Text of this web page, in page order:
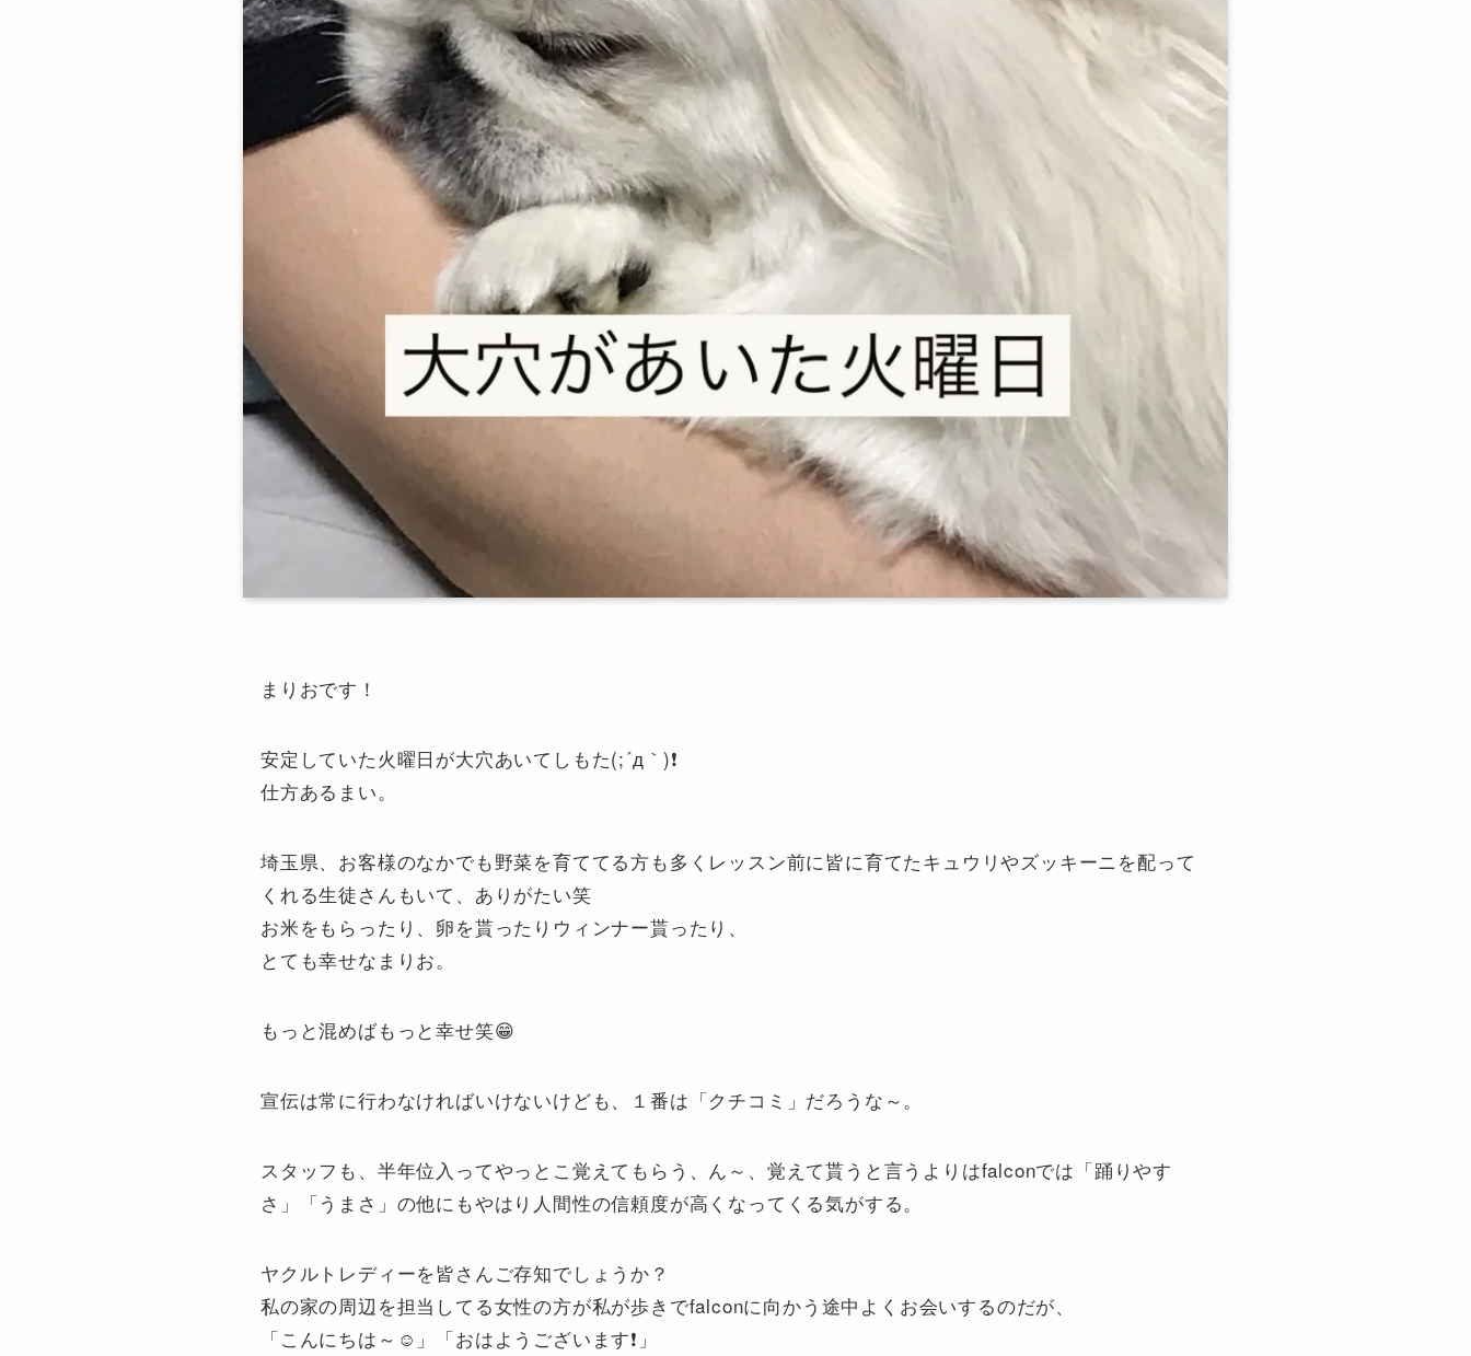
まりおです！
安定していた火曜日が大穴あいてしもた(;´д｀)❗
仕方あるまい。
埼玉県、お客様のなかでも野菜を育ててる方も多くレッスン前に皆に育てたキュウリやズッキーニを配って
くれる生徒さんもいて、ありがたい笑
お米をもらったり、卵を貰ったりウィンナー貰ったり、
とても幸せなまりお。
もっと混めばもっと幸せ笑😁
宣伝は常に行わなければいけないけども、１番は「クチコミ」だろうな～。
スタッフも、半年位入ってやっとこ覚えてもらう、ん～、覚えて貰うと言うよりはfalconでは「踊りやす
さ」「うまさ」の他にもやはり人間性の信頼度が高くなってくる気がする。
ヤクルトレディーを皆さんご存知でしょうか？
私の家の周辺を担当してる女性の方が私が歩きでfalconに向かう途中よくお会いするのだが、
「こんにちは～☺」「おはようございます❗」